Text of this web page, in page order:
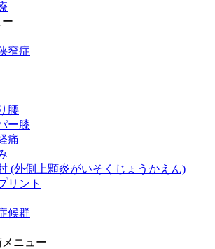
窄症
腰
ー膝
痛
(外側上顆炎がいそくじょうかえん)
リント
候群
ニュー